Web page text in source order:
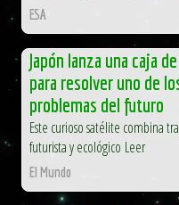
ESA
Japón lanza una caja
para resolver uno de
problemas del futuro
Este curioso satélite combina
futurista y ecológico Leer
El Mundo